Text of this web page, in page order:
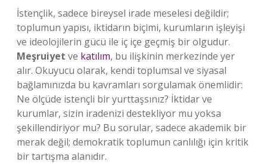
İstençlik, sadece bireysel irade meselesi değildir;
toplumun yapısı, iktidarın biçimi, kurumların işleyişi
ve ideolojilerin gücü ile iç içe geçmiş bir olgudur.
Meşruiyet ve katılım, bu ilişkinin merkezinde yer
alır. Okuyucu olarak, kendi toplumsal ve siyasal
bağlamınızda bu kavramları sorgulamak önemlidir:
Ne ölçüde istençli bir yurttaşsınız? İktidar ve
kurumlar, sizin iradenizi destekliyor mu yoksa
şekillendiriyor mu? Bu sorular, sadece akademik bir
merak değil; demokratik toplumun canlılığı için kritik
bir tartışma alanıdır.